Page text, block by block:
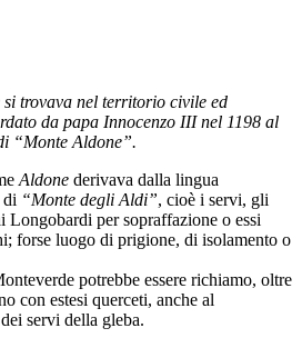
trovava nel territorio civile ed
da papa Innocenzo III nel 1198 al
“Monte Aldone”.
Aldone derivava dalla lingua
di “Monte degli Aldi”, cioè i servi, gli
Longobardi per sopraffazione o essi
forse luogo di prigione, di isolamento o
potrebbe essere richiamo, oltre
con estesi querceti, anche al
servi della gleba.